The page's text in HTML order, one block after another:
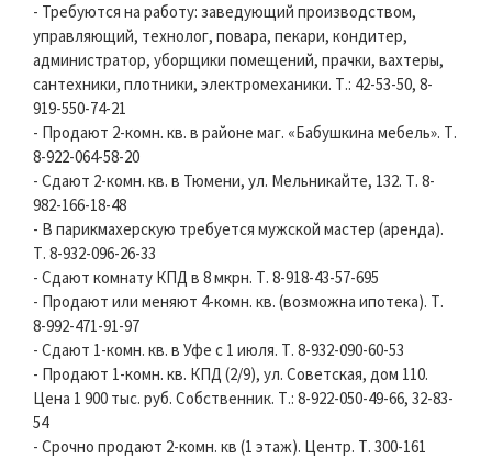
- Требуются на работу: заведующий производством,
управляющий, технолог, повара, пекари, кондитер,
администратор, уборщики помещений, прачки, вахтеры,
сантехники, плотники, электромеханики. Т.: 42-53-50, 8-
919-550-74-21
- Продают 2-комн. кв. в районе маг. «Бабушкина мебель». Т.
8-922-064-58-20
- Сдают 2-комн. кв. в Тюмени, ул. Мельникайте, 132. Т. 8-
982-166-18-48
- В парикмахерскую требуется мужской мастер (аренда).
Т. 8-932-096-26-33
- Сдают комнату КПД в 8 мкрн. Т. 8-918-43-57-695
- Продают или меняют 4-комн. кв. (возможна ипотека). Т.
8-992-471-91-97
- Сдают 1-комн. кв. в Уфе с 1 июля. Т. 8-932-090-60-53
- Продают 1-комн. кв. КПД (2/9), ул. Советская, дом 110.
Цена 1 900 тыс. руб. Собственник. Т.: 8-922-050-49-66, 32-83-
54
- Срочно продают 2-комн. кв (1 этаж). Центр. Т. 300-161